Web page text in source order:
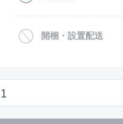
開梱・設置配送